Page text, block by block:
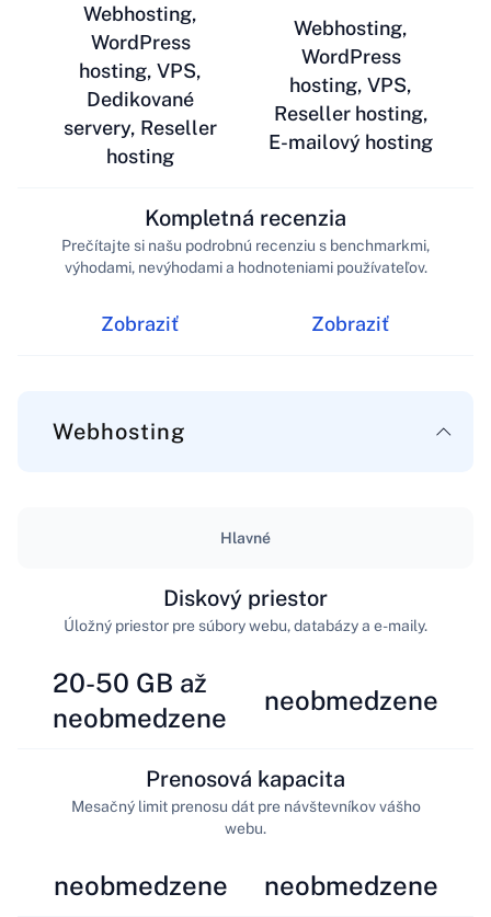
Webhosting,
WordPress
hosting, VPS,
Dedikované
servery, Reseller
hosting
Webhosting,
WordPress
hosting, VPS,
Reseller hosting,
E-mailový hosting
Zobraziť
Kompletná recenzia
Prečítajte si našu podrobnú recenziu s benchmarkmi,
výhodami, nevýhodami a hodnoteniami používateľov.
Zobraziť
Webhosting
Hlavné
20-50 GB až
neobmedzene
Diskový priestor
Úložný priestor pre súbory webu, databázy a e-maily.
neobmedzene
neobmedzene
Prenosová kapacita
Mesačný limit prenosu dát pre návštevníkov vášho
webu.
neobmedzene